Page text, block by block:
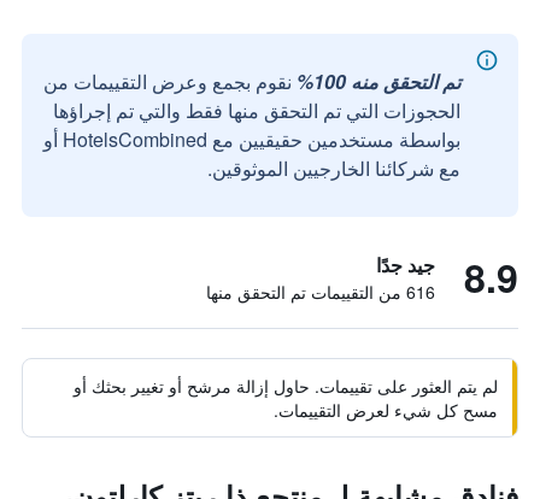
تم التحقق منه 100%
نقوم بجمع وعرض التقييمات من
الحجوزات التي تم التحقق منها فقط والتي تم إجراؤها
بواسطة مستخدمين حقيقيين مع HotelsCombined أو
مع شركائنا الخارجيين الموثوقين.
8.9 جيد جدًا
616 من التقييمات تم التحقق منها
لم يتم العثور على تقييمات. حاول إزالة مرشح أو تغيير بحثك أو
مسح كل شيء لعرض التقييمات.